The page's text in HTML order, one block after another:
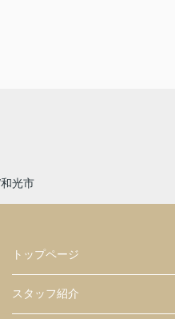
和光市
トップページ
スタッフ紹介